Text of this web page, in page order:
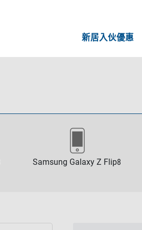
新居入伙優惠
Samsung Galaxy Z Flip8